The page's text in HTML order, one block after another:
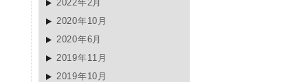
2022年2月
2020年10月
2020年6月
2019年11月
2019年10月